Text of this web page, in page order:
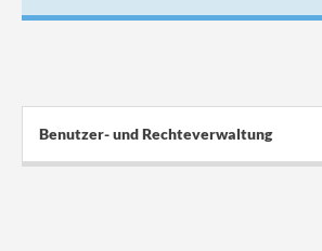
Benutzer- und Rechteverwaltung